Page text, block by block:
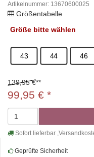
Artikelnummer: 13670600025
Größentabelle
Größe bitte wählen
43 44 46
139,95 €**
99,95 € *
Sofort lieferbar
Geprüfte Sicherheit